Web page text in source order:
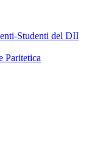
Studenti del DII
Paritetica